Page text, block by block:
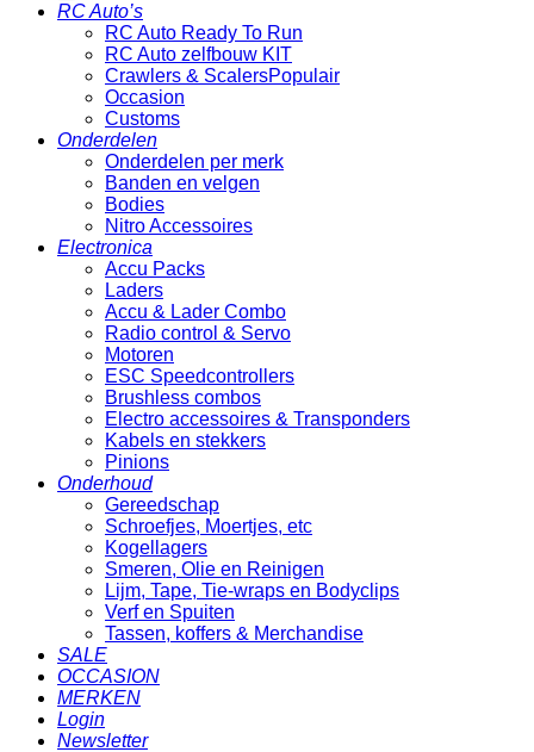
RC Auto’s
RC Auto Ready To Run
RC Auto zelfbouw KIT
Crawlers & Scalers
Occasion
Customs
Onderdelen
Onderdelen per merk
Banden en velgen
Bodies
Nitro Accessoires
Electronica
Accu Packs
Laders
Accu & Lader Combo
Radio control & Servo
Motoren
ESC Speedcontrollers
Brushless combos
Electro accessoires & Transponders
Kabels en stekkers
Pinions
Onderhoud
Gereedschap
Schroefjes, Moertjes, etc
Kogellagers
Smeren, Olie en Reinigen
Lijm, Tape, Tie-wraps en Bodyclips
Verf en Spuiten
Tassen, koffers & Merchandise
SALE
OCCASION
MERKEN
Login
Newsletter